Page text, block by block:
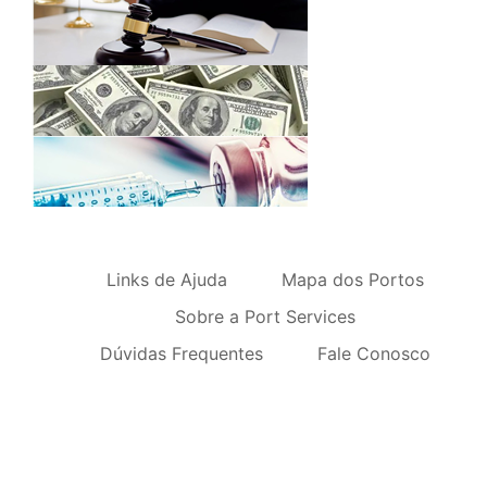
Links de Ajuda
Mapa dos Portos
Sobre a Port Services
Dúvidas Frequentes
Fale Conosco